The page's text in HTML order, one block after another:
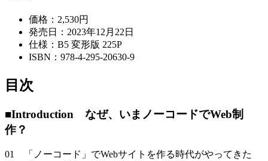
価格：2,530円
発売日：2023年12月22日
仕様：B5 変形版 225P
ISBN：978-4-295-20630-9
目次
■Introduction なぜ、いまノーコードでWeb制
作？
01 「ノーコード」でWebサイトを作る時代がやってきた